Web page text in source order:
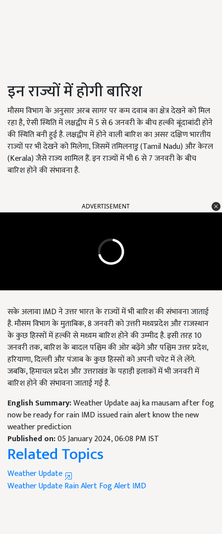
इन राज्यों में होगी बारिश
मौसम विभाग के अनुसार अरब सागर पर कम दवाब का क्षेत्र देखने को मिल
रहा है, ऐसी स्थिति में लक्षद्वीप में 5 से 6 जनवरी के बीच हल्की बूंदाबांदी होने
की स्थिति बनी हुई है. लक्षद्वीप में होने वाली बारिश का असर दक्षिण भारतीय
राज्यों पर भी देखने को मिलेगा, जिसमें तमिलनाडु (Tamil Nadu) और केरल
(Kerala) जैसे राज्य शामिल हैं. इन राज्यों में भी 6 से 7 जनवरी के बीच
बारिश होने की संभावना है.
ADVERTISEMENT
सके अलावा IMD ने उत्तर भारत के राज्यों में भी बारिश की संभावना जाताई
है. मौसम विभाग के मुताबिक, 8 जनवरी को उत्तरी मध्यप्रदेश और राजस्थान
के कुछ हिस्सों में हल्की से मध्यम बारिश होने की उम्मीद है. इसी तरह 10
जनवरी तक, बारिश के बादल पश्चिम की ओर बढ़ेंगे और पश्चिम उत्तर प्रदेश,
हरियाणा, दिल्ली और पंजाब के कुछ हिस्सों को अपनी चपेट में ले लेंगे.
जबकि, हिमाचल प्रदेश और उत्तराखंड के पहाड़ी इलाकों में भी जनवरी में
बारिश होने की संभावना जाताई गई है.
English Summary:Weather Update aaj ka mausam after fog
now be ready for rain IMD issued rain alert know the new
weather prediction
Published on:05 January 2024, 06:08 PM IST
Related Topics
Weather Update
Weather UpdateRain AlertFog AlertIMD